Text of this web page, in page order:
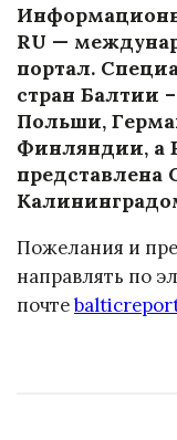
RU —
портал.
стран Балтии
Польши,
Финляндии, а
представлена
Пожелания и
направлять по
почте